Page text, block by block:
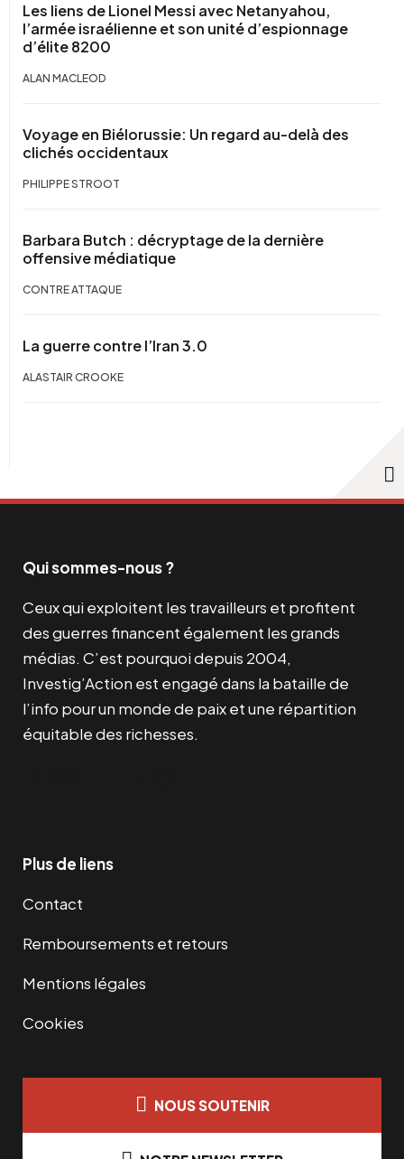
Les liens de Lionel Messi avec Netanyahou,
l’armée israélienne et son unité d’espionnage
d’élite 8200
ALAN MACLEOD
Voyage en Biélorussie: Un regard au-delà des
clichés occidentaux
PHILIPPE STROOT
Barbara Butch : décryptage de la dernière
offensive médiatique
CONTRE ATTAQUE
La guerre contre l’Iran 3.0
ALASTAIR CROOKE
Qui sommes-nous ?
Ceux qui exploitent les travailleurs et profitent
des guerres financent également les grands
médias. C’est pourquoi depuis 2004,
Investig’Action est engagé dans la bataille de
l’info pour un monde de paix et une répartition
équitable des richesses.
Plus de liens
Contact
Remboursements et retours
Mentions légales
Cookies
NOUS SOUTENIR